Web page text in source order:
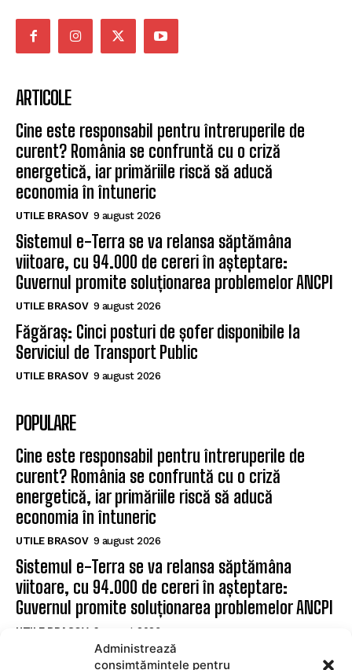
Administrează
consimțămintele pentru
ARTICOLE
Cine este responsabil pentru întreruperile de
curent? România se confruntă cu o criză
energetică, iar primăriile riscă să aducă
economia în întuneric
UTILE BRASOV 9 august 2026
Sistemul e-Terra se va relansa săptămâna
viitoare, cu 94.000 de cereri în așteptare:
Guvernul promite soluționarea problemelor ANCPI
UTILE BRASOV 9 august 2026
Făgăraș: Cinci posturi de șofer disponibile la
Serviciul de Transport Public
UTILE BRASOV 9 august 2026
POPULARE
Cine este responsabil pentru întreruperile de
curent? România se confruntă cu o criză
energetică, iar primăriile riscă să aducă
economia în întuneric
UTILE BRASOV 9 august 2026
Sistemul e-Terra se va relansa săptămâna
viitoare, cu 94.000 de cereri în așteptare:
Guvernul promite soluționarea problemelor ANCPI
UTILE BRASOV 9 august 2026
Făgăraș: Cinci posturi de șofer disponibile la